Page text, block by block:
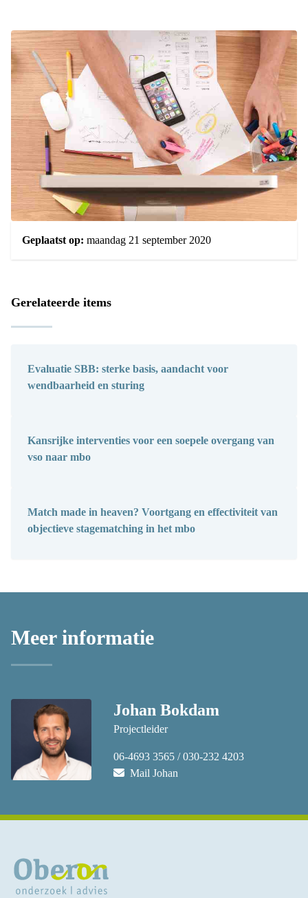
Geplaatst op: maandag 21 september 2020
Gerelateerde items
Evaluatie SBB: sterke basis, aandacht voor
wendbaarheid en sturing
Kansrijke interventies voor een soepele overgang van
vso naar mbo
Match made in heaven? Voortgang en effectiviteit van
objectieve stagematching in het mbo
Meer informatie
Johan Bokdam
Projectleider
06-4693 3565 / 030-232 4203
Mail Johan